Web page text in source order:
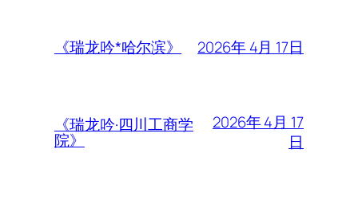
《瑞龙吟*哈尔滨》 2026年 4月 17日
《瑞龙吟·四川工商学
院》
2026年 4月 17
日